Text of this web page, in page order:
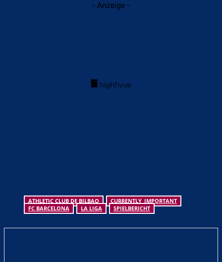
- Anzeige -
ATHLETIC CLUB DE BILBAO
CURRENTLY_IMPORTANT
FC BARCELONA
LA LIGA SPIELBERICHT